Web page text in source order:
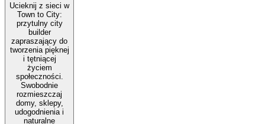
Ucieknij z sieci w
Town to City:
przytulny city
builder
zapraszający do
tworzenia pięknej
i tętniącej
życiem
społeczności.
Swobodnie
rozmieszczaj
domy, sklepy,
udogodnienia i
naturalne